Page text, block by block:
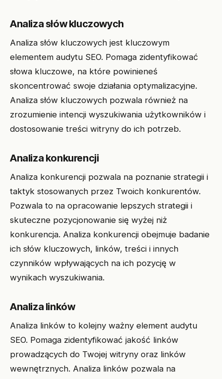
Analiza słów kluczowych
Analiza słów kluczowych jest kluczowym
elementem audytu SEO. Pomaga zidentyfikować
słowa kluczowe, na które powinieneś
skoncentrować swoje działania optymalizacyjne.
Analiza słów kluczowych pozwala również na
zrozumienie intencji wyszukiwania użytkowników i
dostosowanie treści witryny do ich potrzeb.
Analiza konkurencji
Analiza konkurencji pozwala na poznanie strategii i
taktyk stosowanych przez Twoich konkurentów.
Pozwala to na opracowanie lepszych strategii i
skuteczne pozycjonowanie się wyżej niż
konkurencja. Analiza konkurencji obejmuje badanie
ich słów kluczowych, linków, treści i innych
czynników wpływających na ich pozycję w
wynikach wyszukiwania.
Analiza linków
Analiza linków to kolejny ważny element audytu
SEO. Pomaga zidentyfikować jakość linków
prowadzących do Twojej witryny oraz linków
wewnętrznych. Analiza linków pozwala na